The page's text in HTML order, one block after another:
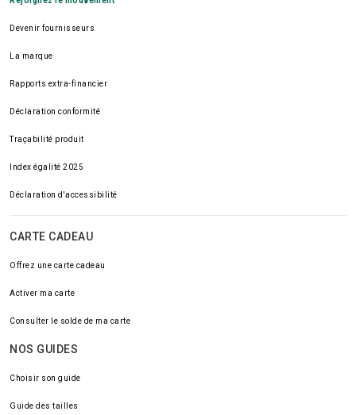
Devenir fournisseurs
La marque
Rapports extra-financier
Déclaration conformité
Traçabilité produit
Index égalité 2025
Déclaration d'accessibilité
CARTE CADEAU
Offrez une carte cadeau
Activer ma carte
Consulter le solde de ma carte
NOS GUIDES
Choisir son guide
Guide des tailles